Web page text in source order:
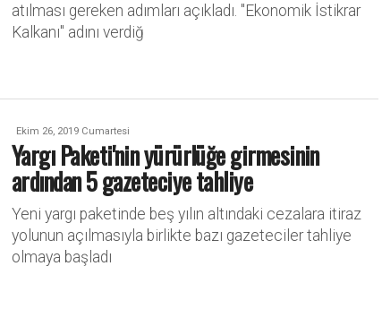
atılması gereken adımları açıkladı. "Ekonomik İstikrar
Kalkanı" adını verdiğ
Ekim 26, 2019 Cumartesi
Yargı Paketi'nin yürürlüğe girmesinin
ardından 5 gazeteciye tahliye
Yeni yargı paketinde beş yılın altındaki cezalara itiraz
yolunun açılmasıyla birlikte bazı gazeteciler tahliye
olmaya başladı